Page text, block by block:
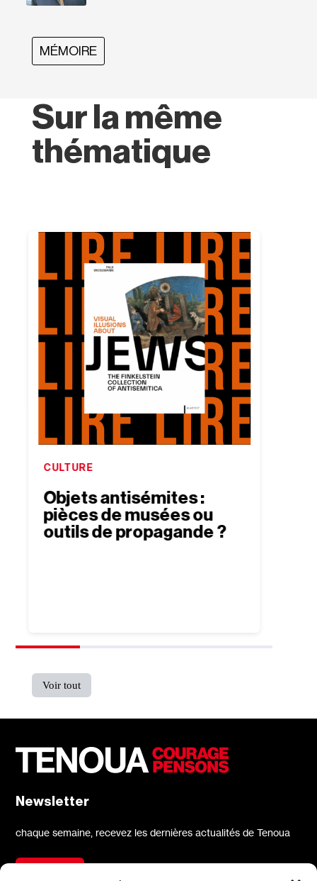
MÉMOIRE
Sur la même
thématique
CULTURE
Objets antisémites :
pièces de musées ou
outils de propagande ?
Voir tout
Newsletter
chaque semaine, recevez les dernières actualités de Tenoua